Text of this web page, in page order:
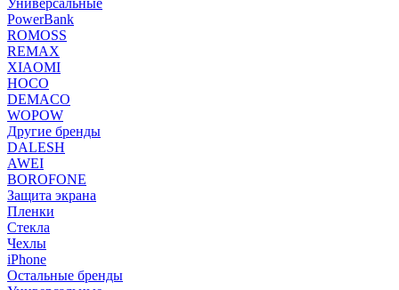
Универсальные
PowerBank
ROMOSS
REMAX
XIAOMI
HOCO
DEMACO
WOPOW
Другие бренды
DALESH
AWEI
BOROFONE
Защита экрана
Пленки
Стекла
Чехлы
iPhone
Остальные бренды